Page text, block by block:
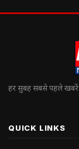
हर सुबह सबसे पहले खबरें।
QUICK LINKS